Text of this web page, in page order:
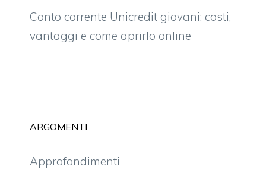
Conto corrente Unicredit giovani: costi,
vantaggi e come aprirlo online
ARGOMENTI
Approfondimenti